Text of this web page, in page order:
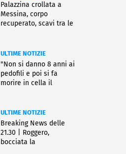
Palazzina crollata a
Messina, corpo
recuperato, scavi tra le
ULTIME NOTIZIE
"Non si danno 8 anni ai
pedofili e poi si fa
morire in cella il
ULTIME NOTIZIE
Breaking News delle
21.30 | Roggero,
bocciata la